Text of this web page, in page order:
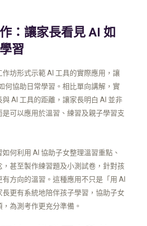
：讓家長看見 AI 如
習
坊形式示範 AI 工具的實際應用，讓
何協助日常學習。相比單向講解，實
AI 工具的距離，讓家長明白 AI 並非
可以應用於溫習、練習及親子學習支
何利用 AI 協助子女整理溫習重點、
甚至製作練習題及小測試卷，針對孩
方向的溫習。這種應用不只是「用 AI
更有系統地陪伴孩子學習，協助子女
為測考作更充分準備。